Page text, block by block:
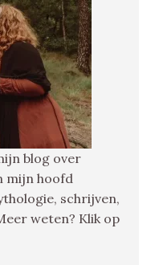
blog over
mijn hoofd
schrijven,
weten? Klik op